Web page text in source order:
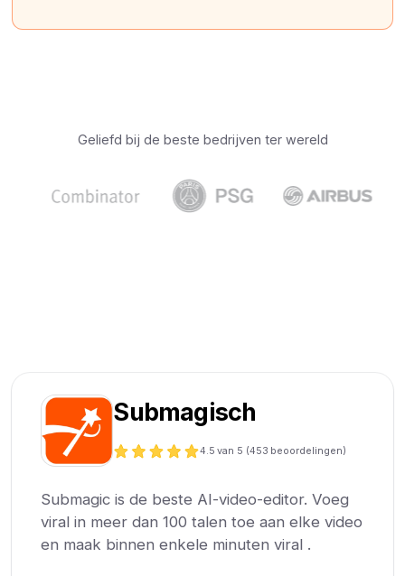
Geliefd bij de beste bedrijven ter wereld
Submagisch
4.5 van 5 (453 beoordelingen)
Submagic is de beste AI-video-editor. Voeg
viral in meer dan 100 talen toe aan elke video
en maak binnen enkele minuten viral .